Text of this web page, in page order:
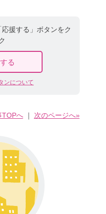
援する」ボタンをク
る
ンについて
TOPへ｜ 次のページへ»